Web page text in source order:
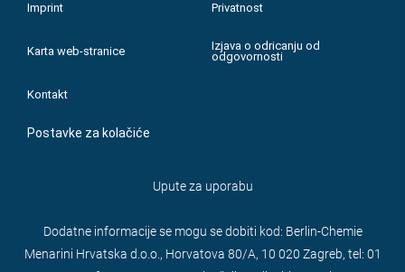
Imprint Privatnost
Karta web-stranice
Izjava o odricanju od
odgovornosti
Kontakt
Postavke za kolačiće
Upute za uporabu
Dodatne informacije se mogu se dobiti kod: Berlin-Chemie
Menarini Hrvatska d.o.o., Horvatova 80/A, 10 020 Zagreb, tel: 01